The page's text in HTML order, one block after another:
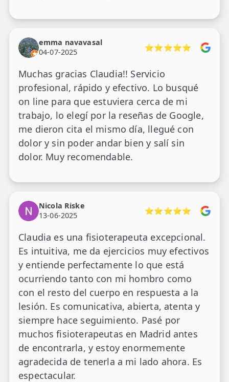
emma navavasal
04-07-2025
⭐⭐⭐⭐⭐
Muchas gracias Claudia!! Servicio
profesional, rápido y efectivo. Lo busqué
on line para que estuviera cerca de mi
trabajo, lo elegí por la reseñas de Google,
me dieron cita el mismo día, llegué con
dolor y sin poder andar bien y salí sin
dolor. Muy recomendable.
Nicola Riske
13-06-2025
⭐⭐⭐⭐⭐
Claudia es una fisioterapeuta excepcional.
Es intuitiva, me da ejercicios muy efectivos
y entiende perfectamente lo que está
ocurriendo tanto con mi hombro como
con el resto del cuerpo en respuesta a la
lesión. Es comunicativa, abierta, atenta y
siempre hace seguimiento. Pasé por
muchos fisioterapeutas en Madrid antes
de encontrarla, y estoy enormemente
agradecida de tenerla a mi lado ahora. Es
espectacular.